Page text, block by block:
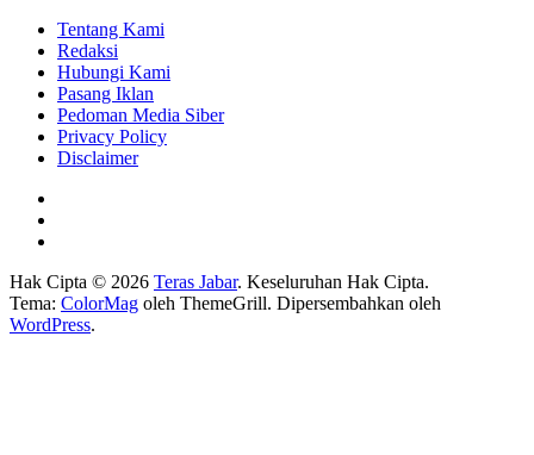
Tentang Kami
Redaksi
Hubungi Kami
Pasang Iklan
Pedoman Media Siber
Privacy Policy
Disclaimer
Hak Cipta © 2026 Teras Jabar. Keseluruhan Hak Cipta.
Tema: ColorMag oleh ThemeGrill. Dipersembahkan oleh
WordPress.